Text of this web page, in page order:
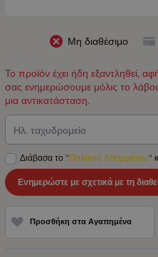
Μη διαθέσιμο
Το προϊόν έχει ήδη εξαντληθεί,
σας ενημερώσουμε μόλις το
μια αντικατάσταση.
Ηλ. ταχυδρομείο
Διάβασα το "Πολιτική Απορρήτου"
Ενημερώστε με σχετικά με τη
Προσθήκη στα Αγαπημένα